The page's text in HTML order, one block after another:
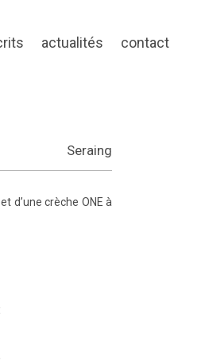
actualités contact
Seraing
d’une crèche ONE à